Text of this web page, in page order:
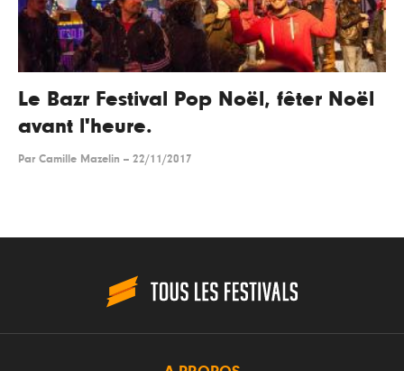
Le Bazr Festival Pop Noël, fêter Noël
avant l'heure.
Par Camille Mazelin -- 22/11/2017